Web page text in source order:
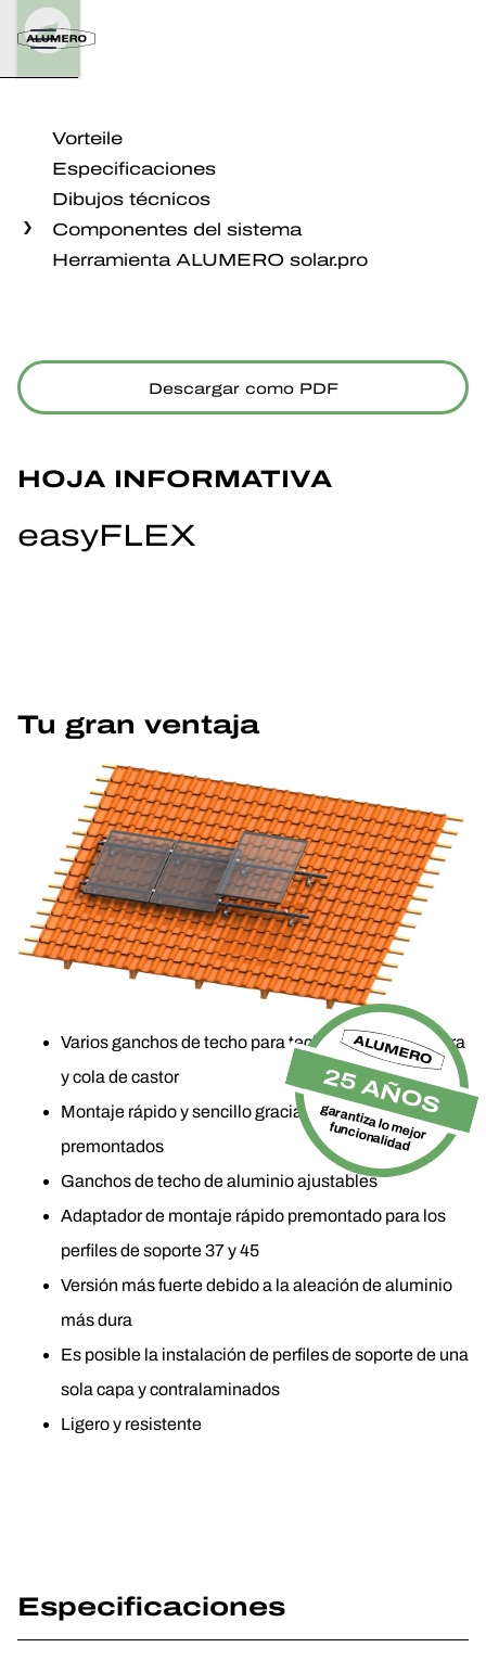
Vorteile
Especificaciones
Dibujos técnicos
Componentes del sistema
Herramienta ALUMERO solar.pro
Descargar como PDF
HOJA INFORMATIVA
easyFLEX
Tu gran ventaja
25 AÑOS
garantiza lo mejor
funcionalidad
Varios ganchos de techo para techos de tejas, pizarra
y cola de castor
Montaje rápido y sencillo gracias a los componentes
premontados
Ganchos de techo de aluminio ajustables
Adaptador de montaje rápido premontado para los
perfiles de soporte 37 y 45
Versión más fuerte debido a la aleación de aluminio
más dura
Es posible la instalación de perfiles de soporte de una
sola capa y contralaminados
Ligero y resistente
Especificaciones